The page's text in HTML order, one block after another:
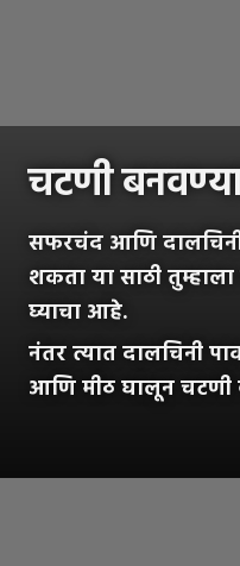
चटणी
सफरचंद आणि दालचिनी
शकता या साठी
घ्याचा आहे.
नंतर त्यात दालचिनी
आणि मीठ घालून चटणी